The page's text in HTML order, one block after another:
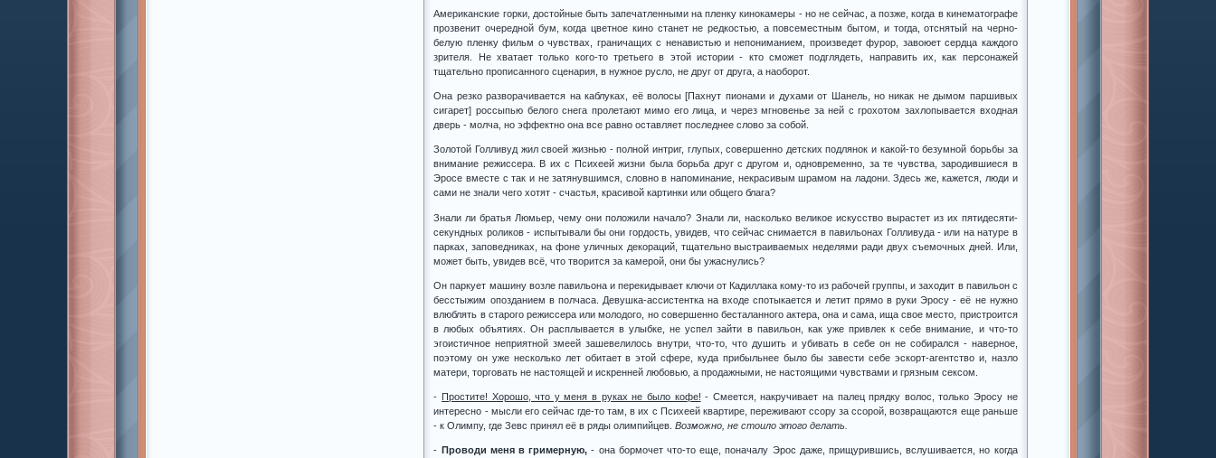
Американские горки, достойные быть запечатленными на пленку кинокамеры - но не сейчас, а позже, когда в кинематографе
прозвенит очередной бум, когда цветное кино станет не редкостью, а повсеместным бытом, и тогда, отснятый на черно-
белую пленку фильм о чувствах, граничащих с ненавистью и непониманием, произведет фурор, завоюет сердца каждого
зрителя. Не хватает только кого-то третьего в этой истории - кто сможет подглядеть, направить их, как персонажей
тщательно прописанного сценария, в нужное русло, не друг от друга, а наоборот.
Она резко разворачивается на каблуках, её волосы [Пахнут пионами и духами от Шанель, но никак не дымом паршивых
сигарет] россыпью белого снега пролетают мимо его лица, и через мгновенье за ней с грохотом захлопывается входная
дверь - молча, но эффектно она все равно оставляет последнее слово за собой.
Золотой Голливуд жил своей жизнью - полной интриг, глупых, совершенно детских подлянок и какой-то безумной борьбы за
внимание режиссера. В их с Психеей жизни была борьба друг с другом и, одновременно, за те чувства, зародившиеся в
Эросе вместе с так и не затянувшимся, словно в напоминание, некрасивым шрамом на ладони. Здесь же, кажется, люди и
сами не знали чего хотят - счастья, красивой картинки или общего блага?
Знали ли братья Люмьер, чему они положили начало? Знали ли, насколько великое искусство вырастет из их пятидесяти-
секундных роликов - испытывали бы они гордость, увидев, что сейчас снимается в павильонах Голливуда - или на натуре в
парках, заповедниках, на фоне уличных декораций, тщательно выстраиваемых неделями ради двух съемочных дней. Или,
может быть, увидев всё, что творится за камерой, они бы ужаснулись?
Он паркует машину возле павильона и перекидывает ключи от Кадиллака кому-то из рабочей группы, и заходит в павильон с
бесстыжим опозданием в полчаса. Девушка-ассистентка на входе спотыкается и летит прямо в руки Эросу - её не нужно
влюблять в старого режиссера или молодого, но совершенно бесталанного актера, она и сама, ища свое место, пристроится
в любых объятиях. Он расплывается в улыбке, не успел зайти в павильон, как уже привлек к себе внимание, и что-то
эгоистичное неприятной змеей зашевелилось внутри, что-то, что душить и убивать в себе он не собирался - наверное,
поэтому он уже несколько лет обитает в этой сфере, куда прибыльнее было бы завести себе эскорт-агентство и, назло
матери, торговать не настоящей и искренней любовью, а продажными, не настоящими чувствами и грязным сексом.
- Простите! Хорошо, что у меня в руках не было кофе! - Смеется, накручивает на палец прядку волос, только Эросу не
интересно - мысли его сейчас где-то там, в их с Психеей квартире, переживают ссору за ссорой, возвращаются еще раньше
- к Олимпу, где Зевс принял её в ряды олимпийцев.Возможно, не стоило этого делать.
- Проводи меня в гримерную, - она бормочет что-то еще, поначалу Эрос даже, прищурившись, вслушивается, но когда